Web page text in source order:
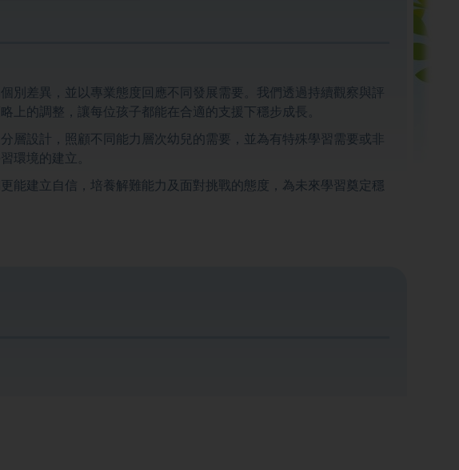
別差異，並以專業態度回應不同發展需要。我們透過持續觀察與評
的調整，讓每位孩子都能在合適的支援下穩步成長。
層設計，照顧不同能力層次幼兒的需要，並為有特殊學習需要或非
環境的建立。
能建立自信，培養解難能力及面對挑戰的態度，為未來學習奠定穩